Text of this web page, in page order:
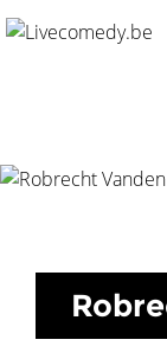
Home/Agenda/